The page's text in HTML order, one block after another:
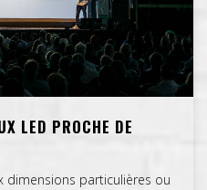
LED PROCHE DE
dimensions particulières ou